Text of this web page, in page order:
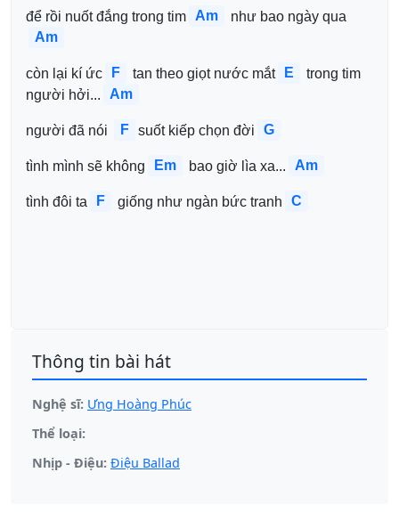
để rồi nuốt đắng trong tim Am
như bao ngày qua
Am
còn lại kí ức F tan theo giọt nước mắt E
trong tim
người hởi...
Am
người đã nói F suốt kiếp chọn đời G
tình mình sẽ không Em bao giờ lìa xa... Am
tình đôi ta F giống như ngàn bức tranh C
Thông tin bài hát
Nghệ sĩ: Ưng Hoàng Phúc
Thể loại:
Nhịp - Điệu: Điệu Ballad